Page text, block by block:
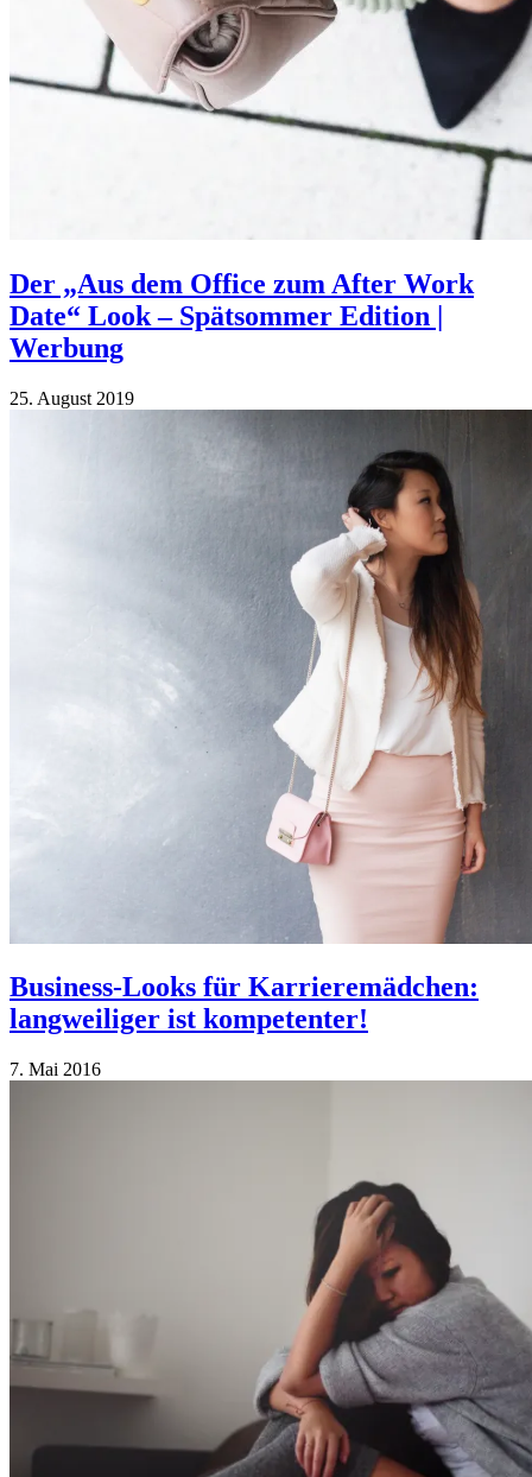
Der „Aus dem Office zum After Work
Date“ Look – Spätsommer Edition |
Werbung
25. August 2019
Business-Looks für Karrieremädchen:
langweiliger ist kompetenter!
7. Mai 2016